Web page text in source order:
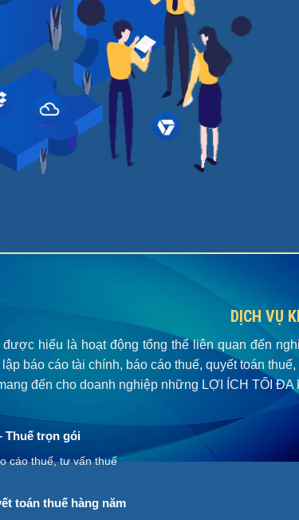
DỊCH VỤ
hiểu là hoạt động tổng thể liên quan đến
báo cáo tài chính, báo cáo thuế, quyết toán
đến cho doanh nghiệp những LỢI ÍCH TỐI ĐA
Thuế trọn gói
cáo thuế, tư vấn thuế
toán thuế hàng năm